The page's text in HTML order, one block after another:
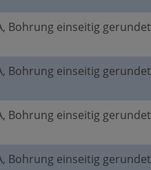
Bohrung einseitig gerundet
Bohrung einseitig gerundet
Bohrung einseitig gerundet
Bohrung einseitig gerundet